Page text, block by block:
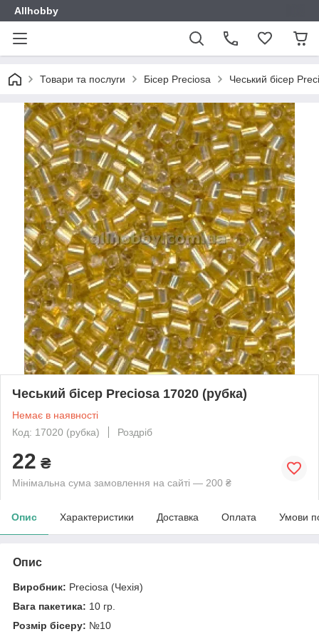
Allhobby
Товари та послуги Бісер Preciosa Чеський бісер
Чеський бісер Preciosa 17020 (рубка)
Немає в наявності
Код: 17020 (рубка)
Роздріб
22 ₴
Мінімальна сума замовлення на сайті — 200 ₴
Опис Характеристики Доставка Оплата Умови
Опис
Виробник: Preciosa (Чехія)
Вага пакетика: 10 гр.
Розмір бісеру: №10